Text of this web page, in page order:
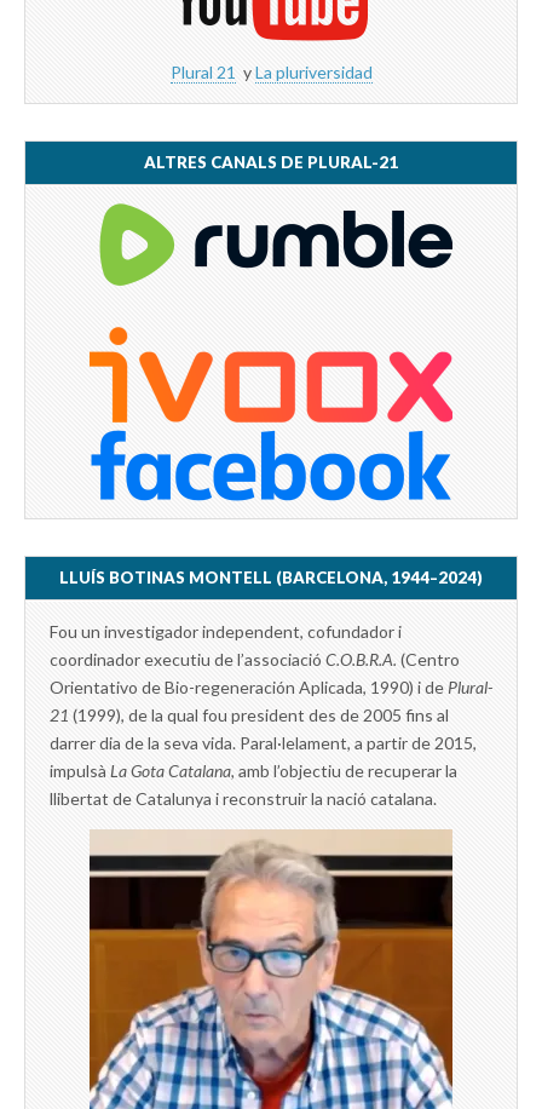
Plural 21 yLa pluriversidad
ALTRES CANALS DE PLURAL-21
LLUÍS BOTINAS MONTELL (BARCELONA, 1944–2024)
Fou un investigador independent, cofundador i
coordinador executiu de l’associació C.O.B.R.A. (Centro
Orientativo de Bio-regeneración Aplicada, 1990) i de Plural-
21 (1999), de la qual fou president des de 2005 fins al
darrer dia de la seva vida. Paral·lelament, a partir de 2015,
impulsà La Gota Catalana, amb l’objectiu de recuperar la
llibertat de Catalunya i reconstruir la nació catalana.